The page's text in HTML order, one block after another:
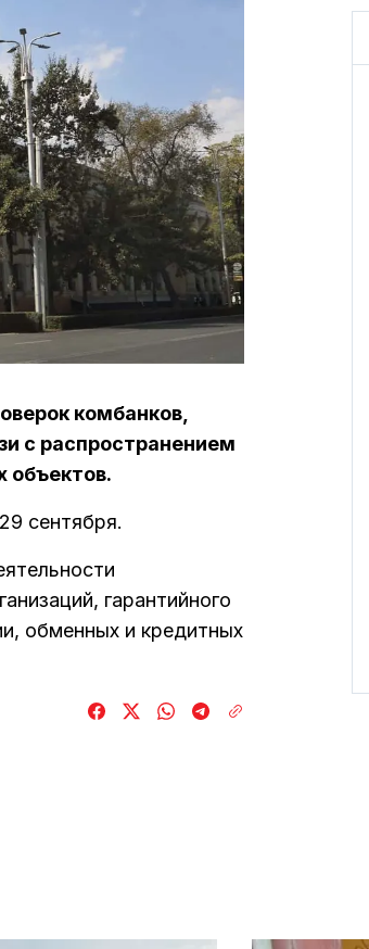
комбанков,
с распространением
объектов.
сентября.
гарантийного
обменных и кредитных